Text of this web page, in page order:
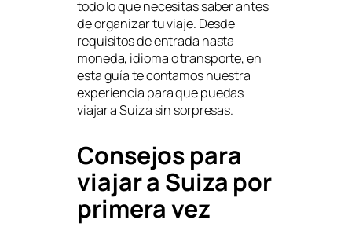
todo lo que necesitas saber antes
de organizar tu viaje. Desde
requisitos de entrada hasta
moneda, idioma o transporte, en
esta guía te contamos nuestra
experiencia para que puedas
viajar a Suiza sin sorpresas.
Consejos para
viajar a Suiza por
primera vez